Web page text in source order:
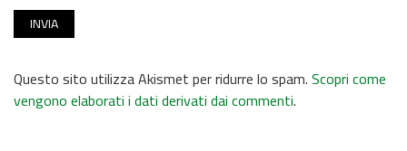
Questo sito utilizza Akismet per ridurre lo spam.Scopri come
vengono elaborati i dati derivati dai commenti.